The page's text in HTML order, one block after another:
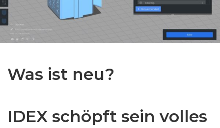
Was ist neu?
IDEX schöpft sein volles